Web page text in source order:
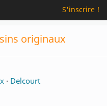
S'inscrire !
originaux
· Delcourt